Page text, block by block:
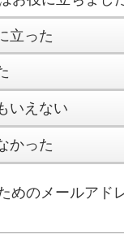
立った
いえない
かった
めのメールアド